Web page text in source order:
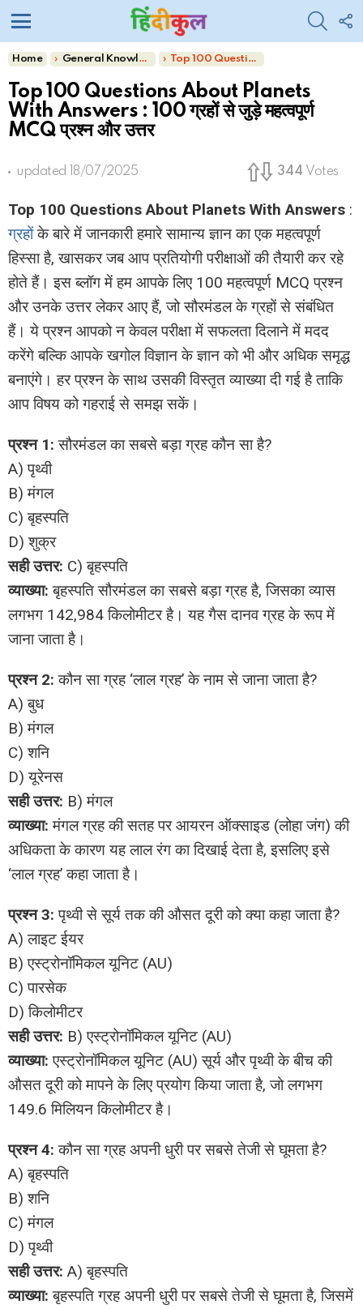
You are here:
Home General Knowledge Top 100 Questions About Planets With Answers : 100 ग्रहों से जुड़े महत्वपूर्ण MCQ प्रश्न और उत्तर
Top 100 Questions About Planets
With Answers : 100 ग्रहों से जुड़े महत्वपूर्ण
MCQ प्रश्न और उत्तर
updated 18/07/2025 344 Votes
Top 100 Questions About Planets With Answers :
ग्रहोंके बारे में जानकारी हमारे सामान्य ज्ञान का एक महत्वपूर्ण
हिस्सा है, खासकर जब आप प्रतियोगी परीक्षाओं की तैयारी कर रहे
होते हैं। इस ब्लॉग में हम आपके लिए 100 महत्वपूर्ण MCQ प्रश्न
और उनके उत्तर लेकर आए हैं, जो सौरमंडल के ग्रहों से संबंधित
हैं। ये प्रश्न आपको न केवल परीक्षा में सफलता दिलाने में मदद
करेंगे बल्कि आपके खगोल विज्ञान के ज्ञान को भी और अधिक समृद्ध
बनाएंगे। हर प्रश्न के साथ उसकी विस्तृत व्याख्या दी गई है ताकि
आप विषय को गहराई से समझ सकें।
प्रश्न 1: सौरमंडल का सबसे बड़ा ग्रह कौन सा है?
A) पृथ्वी
B) मंगल
C) बृहस्पति
D) शुक्र
सही उत्तर: C) बृहस्पति
व्याख्या: बृहस्पति सौरमंडल का सबसे बड़ा ग्रह है, जिसका व्यास
लगभग 142,984 किलोमीटर है। यह गैस दानव ग्रह के रूप में
जाना जाता है।
प्रश्न 2: कौन सा ग्रह ‘लाल ग्रह’ के नाम से जाना जाता है?
A) बुध
B) मंगल
C) शनि
D) यूरेनस
सही उत्तर: B) मंगल
व्याख्या: मंगल ग्रह की सतह पर आयरन ऑक्साइड (लोहा जंग) की
अधिकता के कारण यह लाल रंग का दिखाई देता है, इसलिए इसे
‘लाल ग्रह’ कहा जाता है।
प्रश्न 3: पृथ्वी से सूर्य तक की औसत दूरी को क्या कहा जाता है?
A) लाइट ईयर
B) एस्ट्रोनॉमिकल यूनिट (AU)
C) पारसेक
D) किलोमीटर
सही उत्तर: B) एस्ट्रोनॉमिकल यूनिट (AU)
व्याख्या: एस्ट्रोनॉमिकल यूनिट (AU) सूर्य और पृथ्वी के बीच की
औसत दूरी को मापने के लिए प्रयोग किया जाता है, जो लगभग
149.6 मिलियन किलोमीटर है।
प्रश्न 4: कौन सा ग्रह अपनी धुरी पर सबसे तेजी से घूमता है?
A) बृहस्पति
B) शनि
C) मंगल
D) पृथ्वी
सही उत्तर: A) बृहस्पति
व्याख्या: बृहस्पति ग्रह अपनी धुरी पर सबसे तेजी से घूमता है, जिसमें